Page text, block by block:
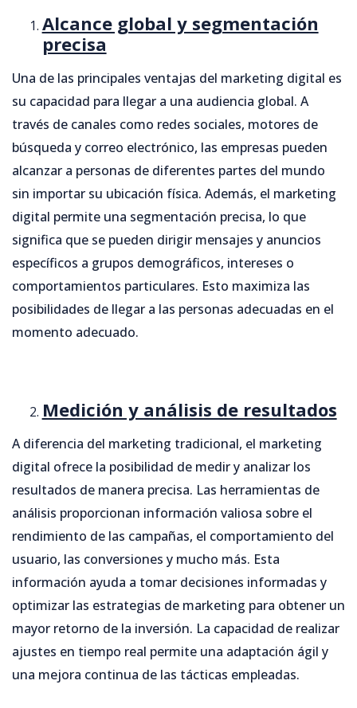
Alcance global y segmentación
precisa
Una de las principales ventajas del marketing digital es
su capacidad para llegar a una audiencia global. A
través de canales como redes sociales, motores de
búsqueda y correo electrónico, las empresas pueden
alcanzar a personas de diferentes partes del mundo
sin importar su ubicación física. Además, el marketing
digital permite una segmentación precisa, lo que
significa que se pueden dirigir mensajes y anuncios
específicos a grupos demográficos, intereses o
comportamientos particulares. Esto maximiza las
posibilidades de llegar a las personas adecuadas en el
momento adecuado.
Medición y análisis de resultados
A diferencia del marketing tradicional, el marketing
digital ofrece la posibilidad de medir y analizar los
resultados de manera precisa. Las herramientas de
análisis proporcionan información valiosa sobre el
rendimiento de las campañas, el comportamiento del
usuario, las conversiones y mucho más. Esta
información ayuda a tomar decisiones informadas y
optimizar las estrategias de marketing para obtener un
mayor retorno de la inversión. La capacidad de realizar
ajustes en tiempo real permite una adaptación ágil y
una mejora continua de las tácticas empleadas.